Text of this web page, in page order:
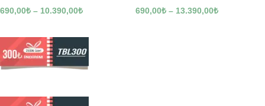
690,00₺ – 10.390,00₺ 690,00₺ – 13.390,00₺